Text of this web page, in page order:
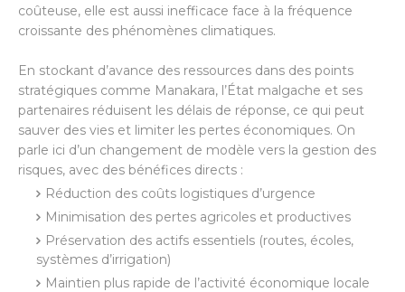
coûteuse, elle est aussi inefficace face à la fréquence
croissante des phénomènes climatiques.
En stockant d’avance des ressources dans des points
stratégiques comme Manakara, l’État malgache et ses
partenaires réduisent les délais de réponse, ce qui peut
sauver des vies et limiter les pertes économiques. On
parle ici d’un changement de modèle vers la gestion des
risques, avec des bénéfices directs :
Réduction des coûts logistiques d’urgence
Minimisation des pertes agricoles et productives
Préservation des actifs essentiels (routes, écoles,
systèmes d’irrigation)
Maintien plus rapide de l’activité économique locale